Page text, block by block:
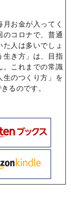
お金が入ってく
コロナで、普通
人は多いでしょ
生き方」は、目指
。これまでの常識
生のつくり方」を
るのです。